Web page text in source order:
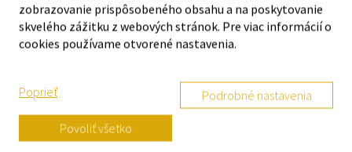
Vernostný systém
Všeobecné obchodné podmienky
Reklamačný formulár
Spôsob doručenia
Kedy obdržím objednaný tovar?
zobrazovanie prispôsobeného obsahu a na poskytovanie
skvelého zážitku z webových stránok. Pre viac informácií o
cookies používame otvorené nastavenia.
Poprieť Podrobné nastavenia
Povoliť všetko